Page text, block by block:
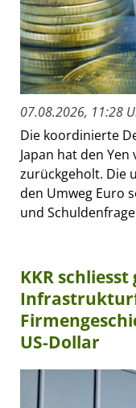
07.08.2026, 11:28
Die koordinierte
Japan hat den
zurückgeholt. Die
den Umweg Euro
und
KKR
US-Dollar